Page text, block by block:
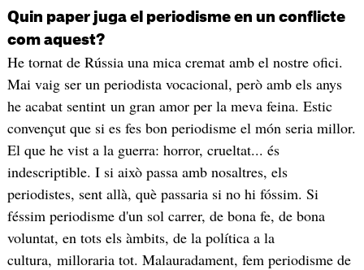
Quin paper juga el periodisme en un conflicte
com aquest?
He tornat de Rússia una mica cremat amb el nostre ofici.
Mai vaig ser un periodista vocacional, però amb els anys
he acabat sentint un gran amor per la meva feina. Estic
convençut que si es fes bon periodisme el món seria millor.
El que he vist a la guerra: horror, crueltat... és
indescriptible. I si això passa amb nosaltres, els
periodistes, sent allà, què passaria si no hi fóssim. Si
féssim periodisme d'un sol carrer, de bona fe, de bona
voluntat, en tots els àmbits, de la política a la
cultura, milloraria tot. Malauradament, fem periodisme de